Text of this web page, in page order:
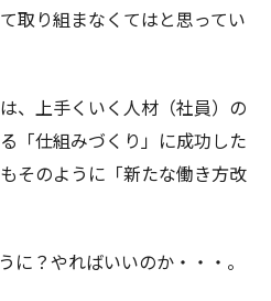
取り組まなくてはと思ってい
、上手くいく人材（社員）の
「仕組みづくり」に成功した
そのように「新たな働き方改
に？やればいいのか・・・。